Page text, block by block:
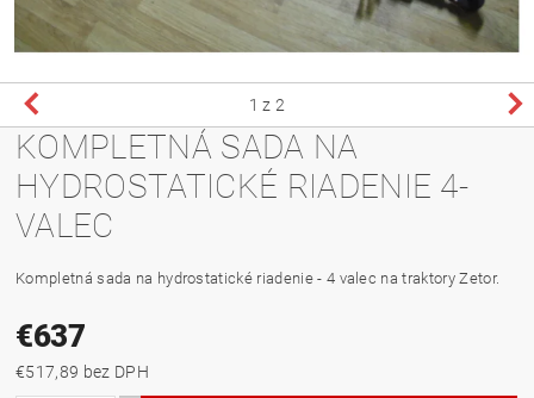
1 z 2
KOMPLETNÁ SADA NA
HYDROSTATICKÉ RIADENIE 4-
VALEC
Kompletná sada na hydrostatické riadenie - 4 valec na traktory Zetor.
€637
€517,89 bez DPH